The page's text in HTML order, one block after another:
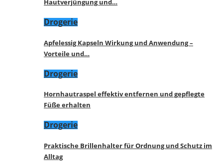
Hautverjüngung und…
Drogerie
Apfelessig Kapseln Wirkung und Anwendung –
Vorteile und…
Drogerie
Hornhautraspel effektiv entfernen und gepflegte
Füße erhalten
Drogerie
Praktische Brillenhalter für Ordnung und Schutz im
Alltag